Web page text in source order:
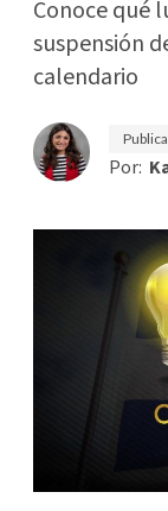
Conoce qué
suspensión
calendario
Por: